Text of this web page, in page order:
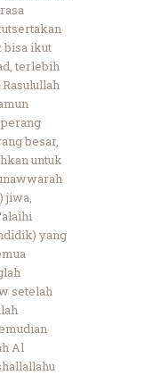
bisa ikut
terlebih
besar,
untuk
jiwa,
yang
setelah
Al